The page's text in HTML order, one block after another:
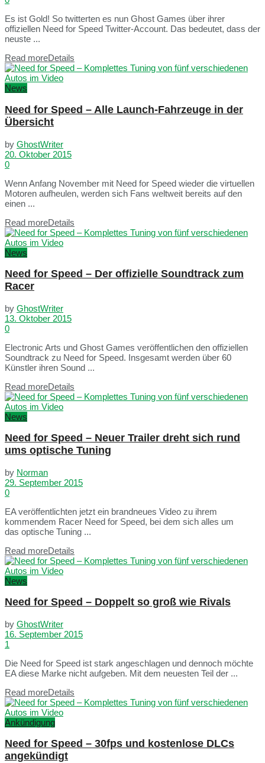
Es ist Gold! So twitterten es nun Ghost Games über ihrer
offiziellen Need for Speed Twitter-Account. Das bedeutet, dass der
neuste ...
Read moreDetails
News
Need for Speed – Alle Launch-Fahrzeuge in der
Übersicht
by GhostWriter
20. Oktober 2015
0
Wenn Anfang November mit Need for Speed wieder die virtuellen
Motoren aufheulen, werden sich Fans weltweit bereits auf den
einen ...
Read moreDetails
News
Need for Speed – Der offizielle Soundtrack zum
Racer
by GhostWriter
13. Oktober 2015
0
Electronic Arts und Ghost Games veröffentlichen den offiziellen
Soundtrack zu Need for Speed. Insgesamt werden über 60
Künstler ihren Sound ...
Read moreDetails
News
Need for Speed – Neuer Trailer dreht sich rund
ums optische Tuning
by Norman
29. September 2015
0
EA veröffentlichten jetzt ein brandneues Video zu ihrem
kommendem Racer Need for Speed, bei dem sich alles um
das optische Tuning ...
Read moreDetails
News
Need for Speed – Doppelt so groß wie Rivals
by GhostWriter
16. September 2015
1
Die Need for Speed ist stark angeschlagen und dennoch möchte
EA diese Marke nicht aufgeben. Mit dem neuesten Teil der ...
Read moreDetails
Ankündigung
Need for Speed – 30fps und kostenlose DLCs
angekündigt